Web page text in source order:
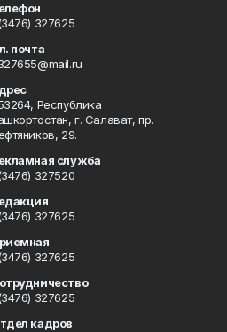
327625
почта
Республика
г. Салават, пр.
29.
служба
327520
327625
327625
327625
кадров